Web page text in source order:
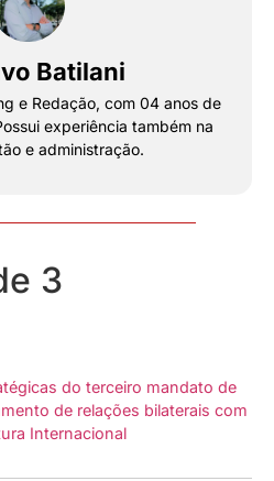
Batilani
e Redação, com 04 anos de
experiência também na
e administração.
3
do terceiro mandato de
de relações bilaterais com
Internacional